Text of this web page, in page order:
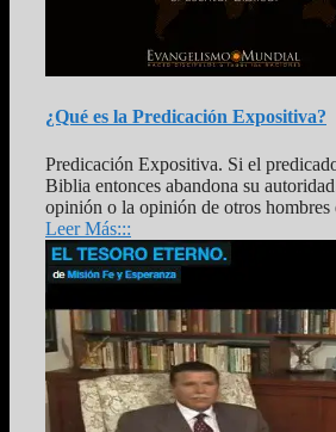
¿Qué es la Predicación Expositiva?
Predicación Expositiva. Si el
Biblia entonces abandona su
opinión o la opinión de otros hombres
Leer Más:::